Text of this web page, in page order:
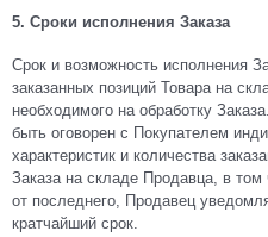
5. Сроки исполнения Заказа
Срок и возможность исполнения
заказанных позиций Товара на
необходимого на обработку
быть оговорен с Покупателем
характеристик и количества
Заказа на складе Продавца, в
от последнего, Продавец
кратчайший срок.